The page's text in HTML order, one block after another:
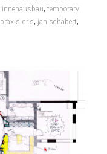
innenausbau, temporary
praxis dr.s, jan schabert,